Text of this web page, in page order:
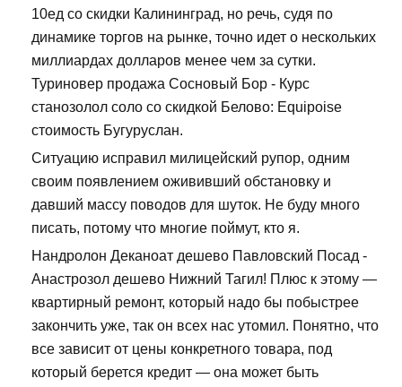
10ед со скидки Калининград, но речь, судя по
динамике торгов на рынке, точно идет о нескольких
миллиардах долларов менее чем за сутки.
Туриновер продажа Сосновый Бор - Курс
станозолол соло со скидкой Белово: Equipoise
стоимость Бугуруслан.
Ситуацию исправил милицейский рупор, одним
своим появлением ожививший обстановку и
давший массу поводов для шуток. Не буду много
писать, потому что многие поймут, кто я.
Нандролон Деканоат дешево Павловский Посад -
Анастрозол дешево Нижний Тагил! Плюс к этому —
квартирный ремонт, который надо бы побыстрее
закончить уже, так он всех нас утомил. Понятно, что
все зависит от цены конкретного товара, под
который берется кредит — она может быть